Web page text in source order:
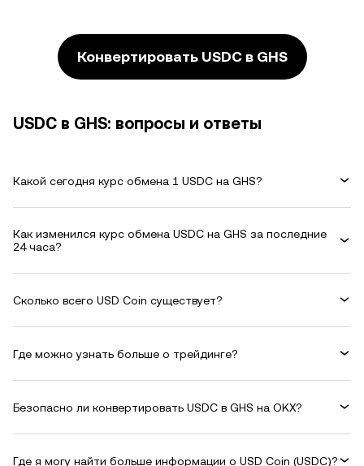
Конвертировать USDC в GHS
USDC в GHS: вопросы и ответы
Какой сегодня курс обмена 1 USDC на GHS?
Как изменился курс обмена USDC на GHS за последние
24 часа?
Сколько всего USD Coin существует?
Где можно узнать больше о трейдинге?
Безопасно ли конвертировать USDC в GHS на OKX?
Где я могу найти больше информации о USD Coin (USDC)?